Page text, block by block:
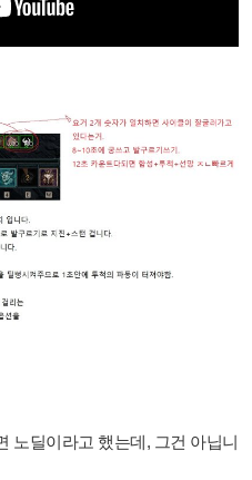
노딜이라고 했는데, 그건 아닙니